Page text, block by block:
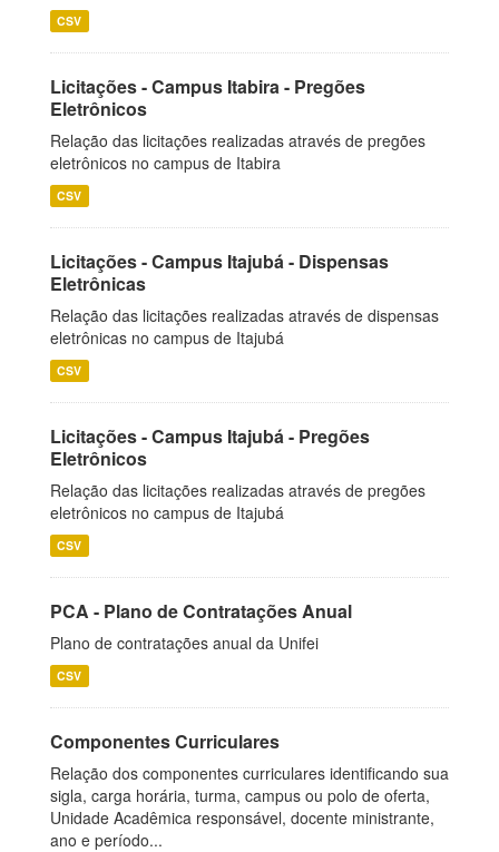
CSV
Licitações - Campus Itabira - Pregões
Eletrônicos
Relação das licitações realizadas através de pregões
eletrônicos no campus de Itabira
CSV
Licitações - Campus Itajubá - Dispensas
Eletrônicas
Relação das licitações realizadas através de dispensas
eletrônicas no campus de Itajubá
CSV
Licitações - Campus Itajubá - Pregões
Eletrônicos
Relação das licitações realizadas através de pregões
eletrônicos no campus de Itajubá
CSV
PCA - Plano de Contratações Anual
Plano de contratações anual da Unifei
CSV
Componentes Curriculares
Relação dos componentes curriculares identificando sua
sigla, carga horária, turma, campus ou polo de oferta,
Unidade Acadêmica responsável, docente ministrante,
ano e período...